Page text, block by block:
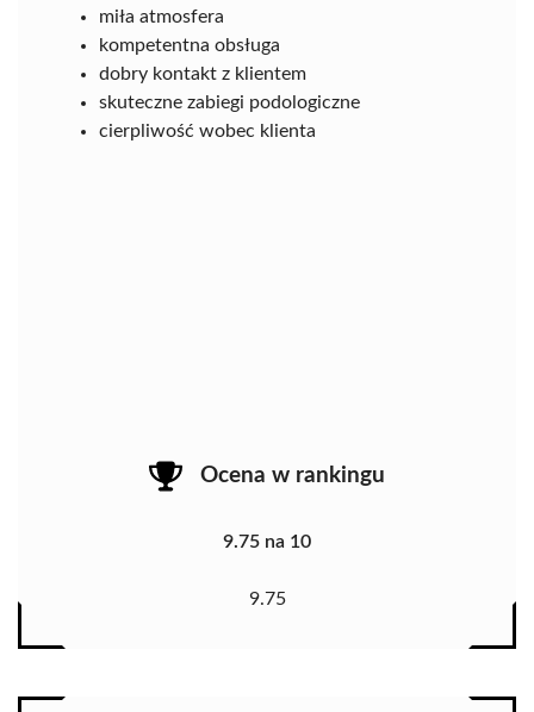
miła atmosfera
kompetentna obsługa
dobry kontakt z klientem
skuteczne zabiegi podologiczne
cierpliwość wobec klienta
Ocena w rankingu
9.75 na 10
9.75